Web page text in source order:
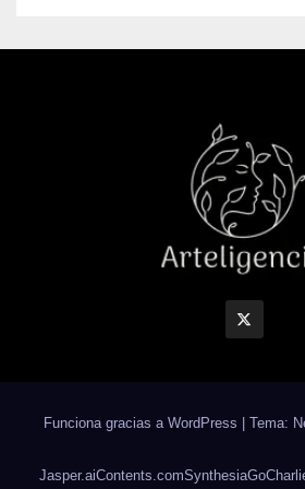
Funciona gracias a WordPress Tema:
Jasper.aiContents.comSynthesia